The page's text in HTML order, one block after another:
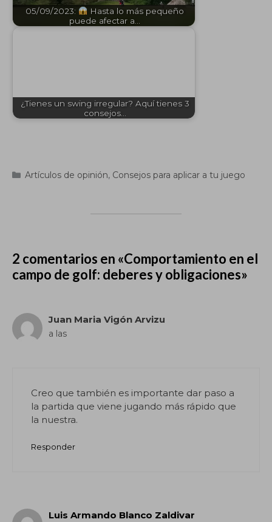
05/09/2023:
Hasta lo más pequeño
puede afectar a…
¿Tienes un swing irregular? Aquí tienes 3
consejos…
Categorías
Artículos de opinión, Consejos para aplicar a tu juego
2 comentarios en «Comportamiento en el
campo de golf: deberes y obligaciones»
Juan Maria Vigón Arvizu
a las
Creo que también es importante dar paso a
la partida que viene jugando más rápido que
la nuestra.
Responder
Luis Armando Blanco Zaldivar